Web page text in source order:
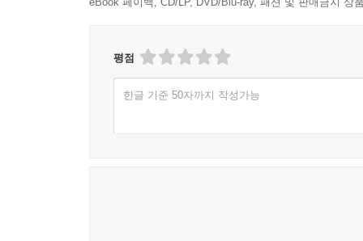
평점
한글 기준 50자까지 작성가능